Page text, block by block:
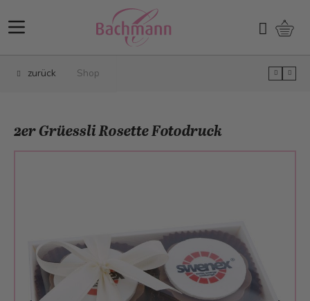
Suchen
zurück Shop
2er Grüessli Rosette Fotodruck